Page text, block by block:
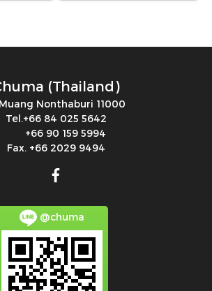
(Thailand)
Nonthaburi 11000
Tel.+66 84 025 5642
+66 90 159 5994
Fax. +66 2029 9494
@chuma